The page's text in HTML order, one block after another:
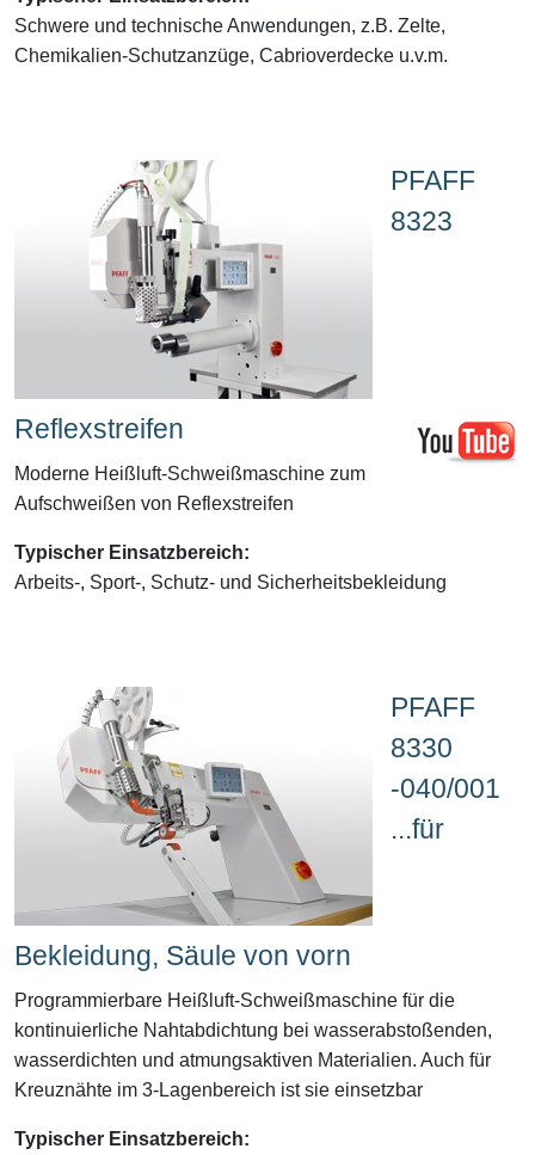
Schwere und technische Anwendungen, z.B. Zelte,
Chemikalien-Schutzanzüge, Cabrioverdecke u.v.m.
PFAFF
8323
Reflexstreifen
Moderne Heißluft-Schweißmaschine zum
Aufschweißen von Reflexstreifen
Typischer Einsatzbereich:
Arbeits-, Sport-, Schutz- und Sicherheitsbekleidung
PFAFF
8330
-040/001
...für
Bekleidung, Säule von vorn
Programmierbare Heißluft-Schweißmaschine für die
kontinuierliche Nahtabdichtung bei wasserabstoßenden,
wasserdichten und atmungsaktiven Materialien. Auch für
Kreuznähte im 3-Lagenbereich ist sie einsetzbar
Typischer Einsatzbereich: